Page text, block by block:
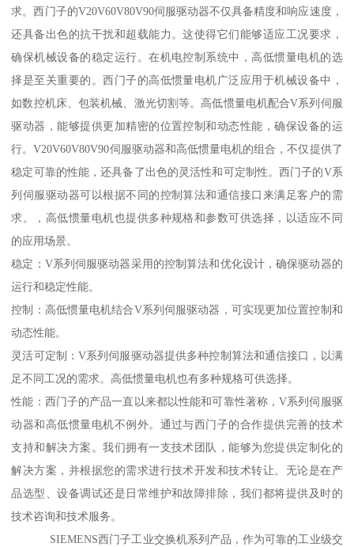
求。西门子的V20V60V80V90伺服驱动器不仅具备精度和响应速度，
还具备出色的抗干扰和超载能力。这使得它们能够适应工况要求，
确保机械设备的稳定运行。在机电控制系统中，高低惯量电机的选
择是至关重要的。西门子的高低惯量电机广泛应用于机械设备中，
如数控机床、包装机械、激光切割等。高低惯量电机配合V系列伺服
驱动器，能够提供更加精密的位置控制和动态性能，确保设备的运
行。V20V60V80V90伺服驱动器和高低惯量电机的组合，不仅提供了
稳定可靠的性能，还具备了出色的灵活性和可定制性。西门子的V系
列伺服驱动器可以根据不同的控制算法和通信接口来满足客户的需
求。，高低惯量电机也提供多种规格和参数可供选择，以适应不同
的应用场景。
稳定：V系列伺服驱动器采用的控制算法和优化设计，确保驱动器的
运行和稳定性能。
控制：高低惯量电机结合V系列伺服驱动器，可实现更加位置控制和
动态性能。
灵活可定制：V系列伺服驱动器提供多种控制算法和通信接口，以满
足不同工况的需求。高低惯量电机也有多种规格可供选择。
性能：西门子的产品一直以来都以性能和可靠性著称，V系列伺服驱
动器和高低惯量电机不例外。通过与西门子的合作提供完善的技术
支持和解决方案。我们拥有一支技术团队，能够为您提供定制化的
解决方案，并根据您的需求进行技术开发和技术转让。无论是在产
品选型、设备调试还是日常维护和故障排除，我们都将提供及时的
技术咨询和技术服务。
SIEMENS西门子工业交换机系列产品，作为可靠的工业级交